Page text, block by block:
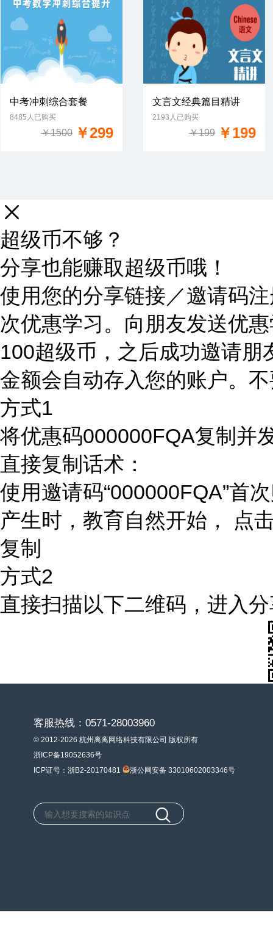
免费试学
中考冲刺综合套餐
8485人已购买
￥1500 ￥299
免费试学
文言文经典篇目精讲
2193人已购买
￥199 ￥199
超级币不够？
分享也能赚取超级币哦！
使用您的分享链接／邀请码
次优惠学习。向朋友发送优
100超级币，之后成功邀请
金额会自动存入您的账户。
方式1
将优惠码000000FQA复制并
直接复制话术：
使用邀请码“000000FQA”首
产生时，教育自然开始， 点
复制
方式2
直接扫描以下二维码，进入
客服热线：0571-28003960
© 2012-2026 杭州离离网络科技有限公司 版权所有
浙ICP备19052636号
ICP证号：浙B2-20170481
浙公网安备 33010602003346号